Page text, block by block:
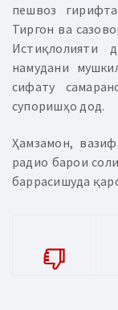
пешвоз
Тиргон ва
Истиқлолияти
намудани
сифату
супоришҳо дод.
Ҳамзамон,
радио барои
баррасишуда